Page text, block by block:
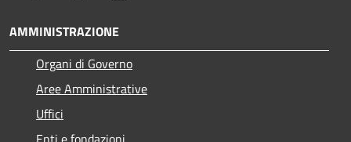
AMMINISTRAZIONE
Organi di Governo
Aree Amministrative
Uffici